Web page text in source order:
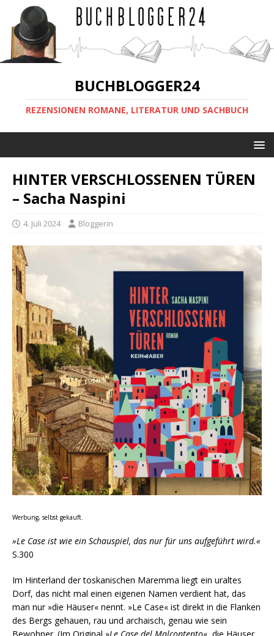
BUCHBLOGGER24
REZENSIONEN ROMANE, LITERATUR UND SACHBUCH
HINTER VERSCHLOSSENEN TÜREN
– Sacha Naspini
4. Juli 2024 Bloggerin
Werbung, selbst gekauft.
»Le Case ist wie ein Schauspiel, das nur für uns aufgeführt wird.«
S.300
Im Hinterland der toskanischen Maremma liegt ein uraltes
Dorf, das nicht mal einen eigenen Namen verdient hat, das
man nur »die Häuser« nennt. »Le Case« ist direkt in die Flanken
des Bergs gehauen, rau und archaisch, genau wie sein